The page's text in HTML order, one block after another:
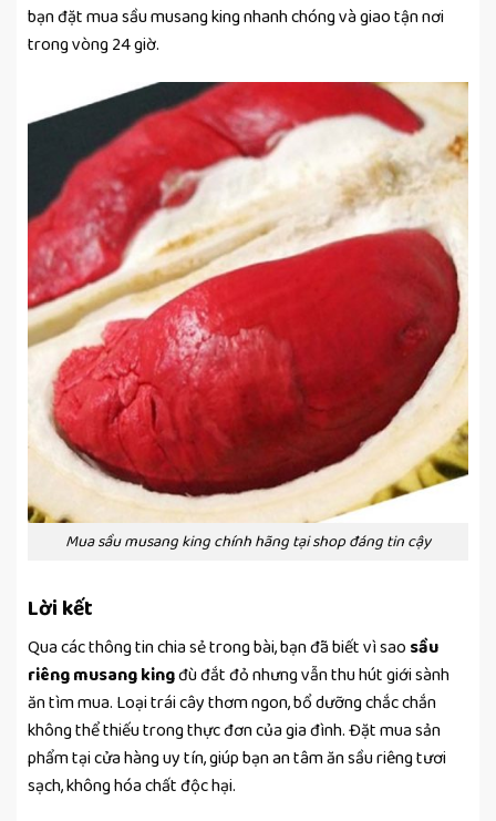
bạn đặt mua sầu musang king nhanh chóng và giao tận nơi
trong vòng 24 giờ.
Mua sầu musang king chính hãng tại shop đáng tin cậy
Lời kết
Qua các thông tin chia sẻ trong bài, bạn đã biết vì sao sầu
riêng musang kingđù đắt đỏ nhưng vẫn thu hút giới sành
ăn tìm mua. Loại trái cây thơm ngon, bổ dưỡng chắc chắn
không thể thiếu trong thực đơn của gia đình. Đặt mua sản
phẩm tại cửa hàng uy tín, giúp bạn an tâm ăn sầu riêng tươi
sạch, không hóa chất độc hại.